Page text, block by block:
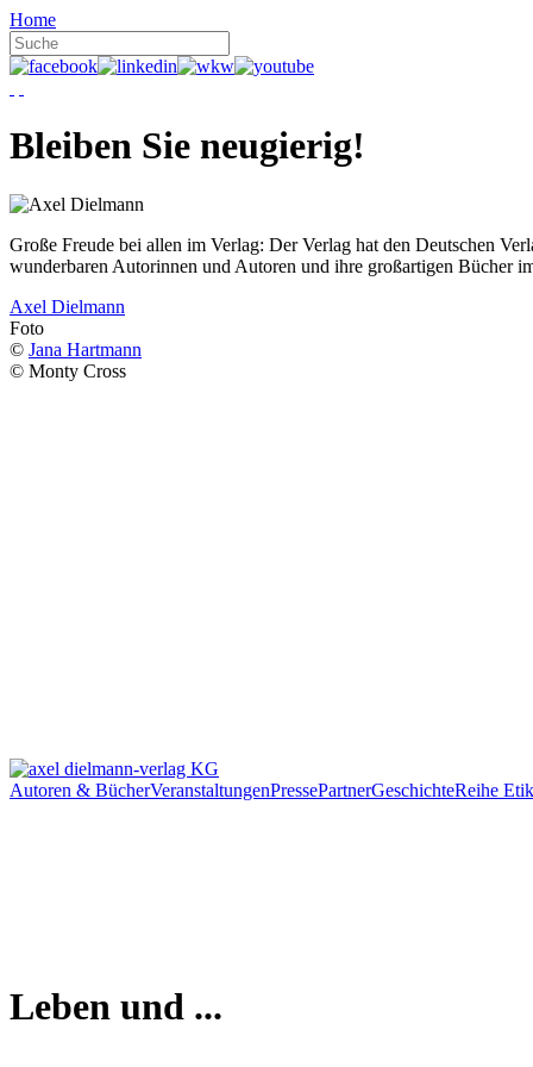
Home
Bleiben Sie neugierig!
Große Freude bei allen im Verlag: Der Verlag hat den Deutschen
wunderbaren Autorinnen und Autoren und ihre großartigen
Axel Dielmann
Foto
© Jana Hartmann
© Monty Cross
Autoren & BücherVeranstaltungenPressePartnerGeschichteReihe
Leben und ...